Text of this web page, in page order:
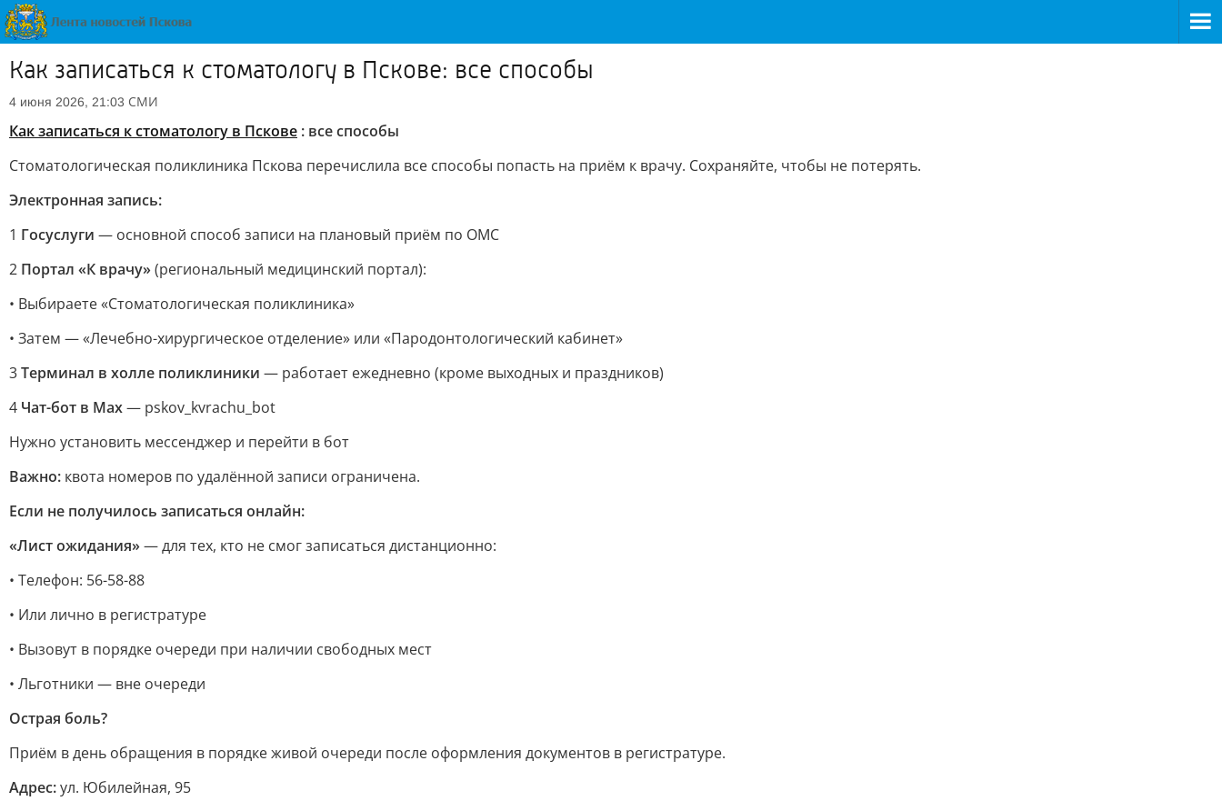
Как записаться к стоматологу в Пскове: все способы
4 июня 2026, 21:03 СМИ
Как записаться к стоматологу в Пскове : все способы
Стоматологическая поликлиника Пскова перечислила все способы попасть на приём к врачу. Сохраняйте, чтобы не потерять.
Электронная запись:
1 Госуслуги — основной способ записи на плановый приём по ОМС
2 Портал «К врачу»(региональный медицинский портал):
• Выбираете «Стоматологическая поликлиника»
• Затем — «Лечебно-хирургическое отделение» или «Пародонтологический кабинет»
3Терминал в холле поликлиники — работает ежедневно (кроме выходных и праздников)
4 Чат-бот в Max— pskov_kvrachu_bot
Нужно установить мессенджер и перейти в бот
Важно: квота номеров по удалённой записи ограничена.
Если не получилось записаться онлайн:
«Лист ожидания»— для тех, кто не смог записаться дистанционно:
• Телефон: 56-58-88
• Или лично в регистратуре
• Вызовут в порядке очереди при наличии свободных мест
• Льготники — вне очереди
Острая боль?
Приём в день обращения в порядке живой очереди после оформления документов в регистратуре.
Адрес:ул. Юбилейная, 95